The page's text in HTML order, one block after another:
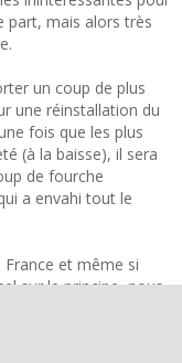
part, mais alors très
un coup de plus
une réinstallation du
fois que les plus
(à la baisse), il sera
de fourche
a envahi tout le
et même si
sur le principe, nous